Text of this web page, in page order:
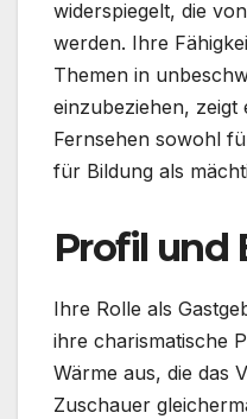
widerspiegelt, die
werden. Ihre
Themen in
einzubeziehen, zeigt
Fernsehen sowohl
für Bildung als
Profil und
Ihre Rolle als
ihre charismatische
Wärme aus, die das
Zuschauer